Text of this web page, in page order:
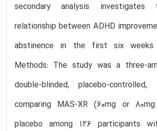
secondary analysis investigates
relationship between ADHD
abstinence in the first six
Methods: The study was a three-
double-blinded, placebo-
comparing MAS-XR (60mg or
placebo among 126 participants